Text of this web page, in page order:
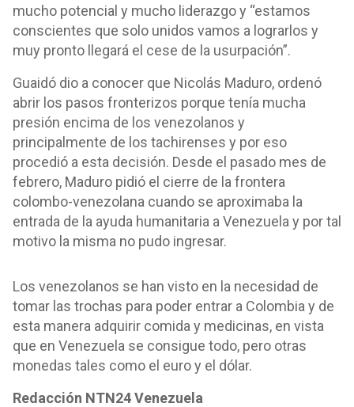
mucho potencial y mucho liderazgo y “estamos
conscientes que solo unidos vamos a lograrlos y
muy pronto llegará el cese de la usurpación”.
Guaidó dio a conocer que Nicolás Maduro, ordenó
abrir los pasos fronterizos porque tenía mucha
presión encima de los venezolanos y
principalmente de los tachirenses y por eso
procedió a esta decisión. Desde el pasado mes de
febrero, Maduro pidió el cierre de la frontera
colombo-venezolana cuando se aproximaba la
entrada de la ayuda humanitaria a Venezuela y por tal
motivo la misma no pudo ingresar.
Los venezolanos se han visto en la necesidad de
tomar las trochas para poder entrar a Colombia y de
esta manera adquirir comida y medicinas, en vista
que en Venezuela se consigue todo, pero otras
monedas tales como el euro y el dólar.
Redacción NTN24 Venezuela